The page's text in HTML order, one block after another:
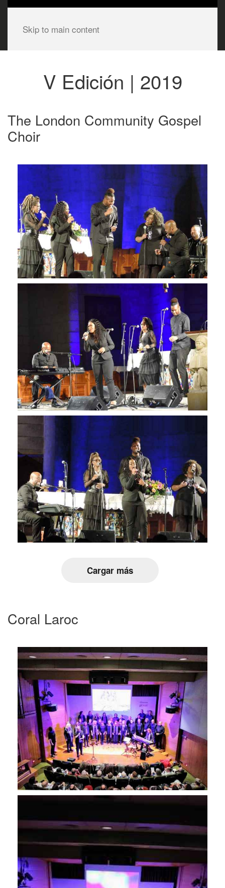
Skip to main content
V Edición | 2019
The London Community Gospel
Choir
Cargar más
Coral Laroc